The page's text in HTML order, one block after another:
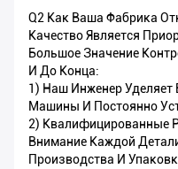
Q2 Как Ваша Фабрика
Качество Является
Большое Значение
И До Конца:
1) Наш Инженер Уделяет
Машины И Постоянно
2) Квалифицированные
Внимание Каждой
Производства И